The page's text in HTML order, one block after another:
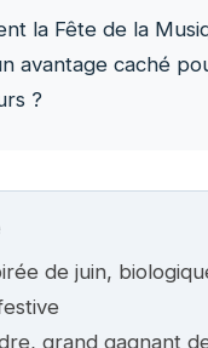
la Fête de la
avantage caché
?
de juin,
grand gagnant